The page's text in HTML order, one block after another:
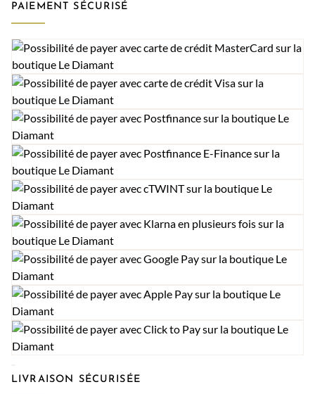
PAIEMENT SÉCURISÉ
LIVRAISON SÉCURISÉE